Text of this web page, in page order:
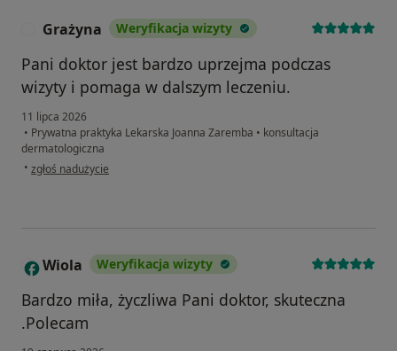
Grażyna Weryfikacja wizyty
Pani doktor jest bardzo uprzejma podczas
wizyty i pomaga w dalszym leczeniu.
11 lipca 2026
• Prywatna praktyka Lekarska Joanna Zaremba • konsultacja
dermatologiczna
• w opinii użytkownika Grażyna
zgłoś nadużycie
W Wiola Weryfikacja wizyty
Bardzo miła, życzliwa Pani doktor, skuteczna
.Polecam